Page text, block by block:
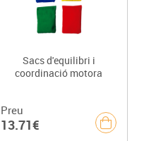
Sacs d'equilibri i
coordinació motora
Preu
13.71€